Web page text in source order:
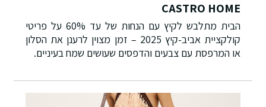
CASTRO HOME
הבית מתלבש לקיץ עם הנחות של עד 60% על פריטי
קולקציית אביב-קיץ 2025 – זמן מצוין לרענן את הסלון
או המרפסת עם צבעים והדפסים שעושים שמח בעיניים.